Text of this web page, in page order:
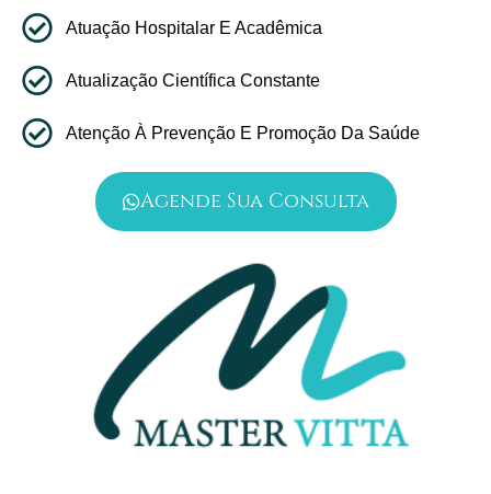
Atuação Hospitalar E Acadêmica
Atualização Científica Constante
Atenção À Prevenção E Promoção Da Saúde
Agende Sua Consulta